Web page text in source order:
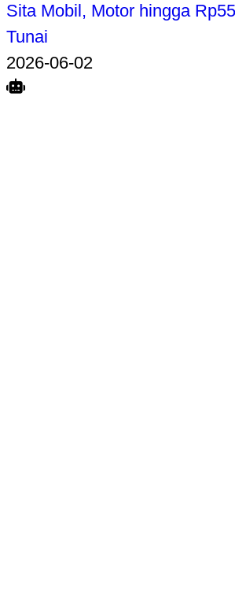
Sita Mobil, Motor hingga
Tunai
2026-06-02